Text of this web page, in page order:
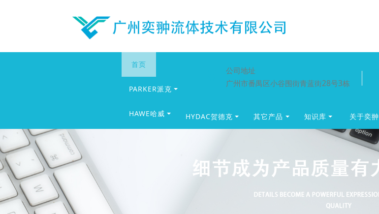
公司地址
广州市番禺区小谷围街青蓝街28号3栋
首页
PARKER派克
HAWE哈威 HYDAC贺德克 其它产品 知识库 关于奕翀